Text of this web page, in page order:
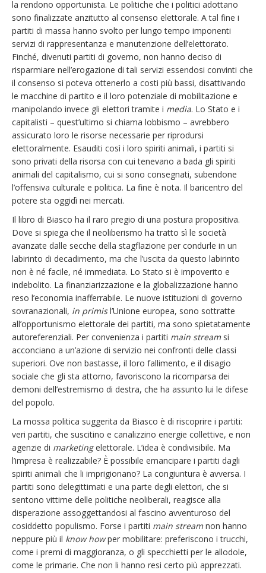
la rendono opportunista. Le politiche che i politici adottano
sono finalizzate anzitutto al consenso elettorale. A tal fine i
partiti di massa hanno svolto per lungo tempo imponenti
servizi di rappresentanza e manutenzione dell’elettorato.
Finché, divenuti partiti di governo, non hanno deciso di
risparmiare nell’erogazione di tali servizi essendosi convinti che
il consenso si poteva ottenerlo a costi più bassi, disattivando
le macchine di partito e il loro potenziale di mobilitazione e
manipolando invece gli elettori tramite i media. Lo Stato e i
capitalisti – quest’ultimo si chiama lobbismo – avrebbero
assicurato loro le risorse necessarie per riprodursi
elettoralmente. Esauditi così i loro spiriti animali, i partiti si
sono privati della risorsa con cui tenevano a bada gli spiriti
animali del capitalismo, cui si sono consegnati, subendone
l’offensiva culturale e politica. La fine è nota. Il baricentro del
potere sta oggidì nei mercati.
Il libro di Biasco ha il raro pregio di una postura propositiva.
Dove si spiega che il neoliberismo ha tratto sì le società
avanzate dalle secche della stagflazione per condurle in un
labirinto di decadimento, ma che l’uscita da questo labirinto
non è né facile, né immediata. Lo Stato si è impoverito e
indebolito. La finanziarizzazione e la globalizzazione hanno
reso l’economia inafferrabile. Le nuove istituzioni di governo
sovranazionali, in primisl’Unione europea, sono sottratte
all’opportunismo elettorale dei partiti, ma sono spietatamente
autoreferenziali. Per convenienza i partiti main streamsi
acconciano a un’azione di servizio nei confronti delle classi
superiori. Ove non bastasse, il loro fallimento, e il disagio
sociale che gli sta attorno, favoriscono la ricomparsa dei
demoni dell’estremismo di destra, che ha assunto lui le difese
del popolo.
La mossa politica suggerita da Biasco è di riscoprire i partiti:
veri partiti, che suscitino e canalizzino energie collettive, e non
agenzie di marketingelettorale. L’idea è condivisibile. Ma
l’impresa è realizzabile? È possibile emancipare i partiti dagli
spiriti animali che li imprigionano? La congiuntura è avversa. I
partiti sono delegittimati e una parte degli elettori, che si
sentono vittime delle politiche neoliberali, reagisce alla
disperazione assoggettandosi al fascino avventuroso del
cosiddetto populismo. Forse i partiti main streamnon hanno
neppure più il know howper mobilitare: preferiscono i trucchi,
come i premi di maggioranza, o gli specchietti per le allodole,
come le primarie. Che non li hanno resi certo più apprezzati.